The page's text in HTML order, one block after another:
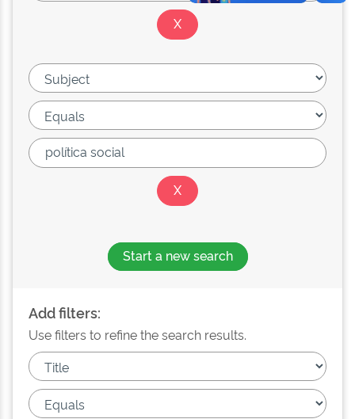
Start a new search
Add filters:
Use filters to refine the search results.